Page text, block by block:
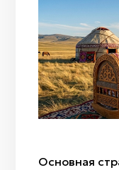
«Ит
«Бөрi
«Ағаш
Жылан
Саз/
Войлок
Кость
Дерево
Основная